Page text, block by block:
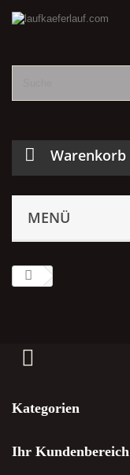
Warenkorb
MENÜ
Kategorien
Ihr Kundenbereich